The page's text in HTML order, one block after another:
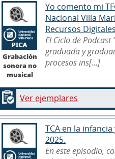
Grabación
sonora no
musical
Yo comento mi
Nacional Villa
Recursos
El Ciclo de
graduada y
procesos ins[...]
Ver ejemplares
TCA en la
2025.
En este episodio,